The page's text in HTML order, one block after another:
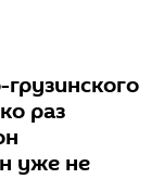
раз
уже не